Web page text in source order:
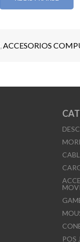
,ACCESORIOS
POS